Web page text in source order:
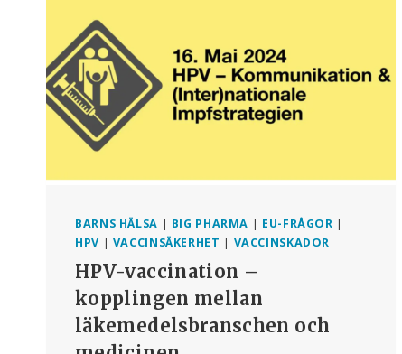
MÅSTE
PUBLICERAS
BARNS HÄLSA | BIG PHARMA | EU-FRÅGOR |
HPV | VACCINSÄKERHET | VACCINSKADOR
HPV-vaccination –
kopplingen mellan
läkemedelsbranschen och